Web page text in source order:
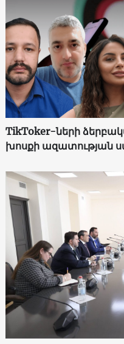
TikToker-ների
խոսքի ազատության